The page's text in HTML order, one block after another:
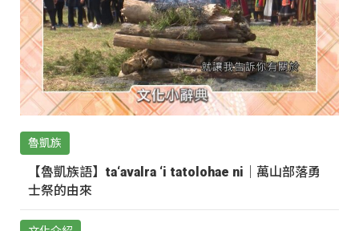
魯凱族
【魯凱族語】ta‘avalra ‘i tatolohae ni｜萬山部落勇
士祭的由來